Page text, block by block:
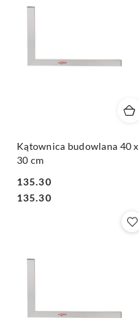
Kątownica budowlana 40 x
30 cm
Cena:
135.30
Cena:
135.30